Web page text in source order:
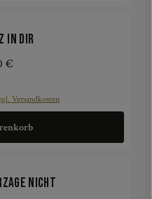
in dir
Preis:
€
Versandkosten
nicht